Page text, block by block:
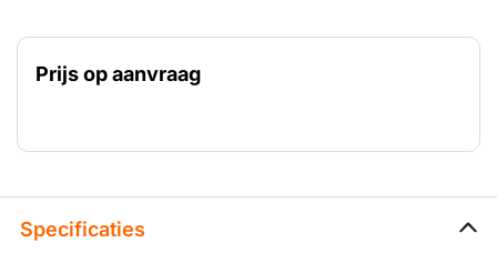
Prijs op aanvraag
Specificaties